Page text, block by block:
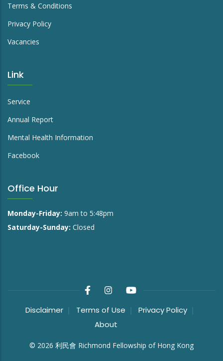
Terms & Conditions
Privacy Policy
Vacancies
Link
Service
Annual Report
Mental Health Information
Facebook
Office Hour
Monday-Friday: 9am to 5:48pm
Saturday-Sunday: Closed
Disclaimer Terms of Use
Privacy Policy
About
© 2026 利民會 Richmond Fellowship of Hong Kong